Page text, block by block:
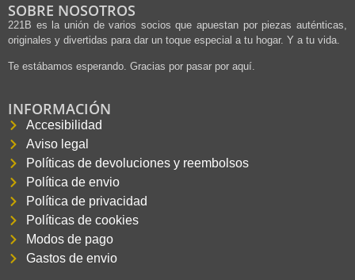
SOBRE NOSOTROS
221B es la unión de varios socios que apuestan por piezas auténticas,
originales y divertidas para dar un toque especial a tu hogar. Y a tu vida.
Te estábamos esperando. Gracias por pasar por aquí.
INFORMACIÓN
Accesibilidad
Aviso legal
Políticas de devoluciones y reembolsos
Política de envio
Política de privacidad
Políticas de cookies
Modos de pago
Gastos de envio